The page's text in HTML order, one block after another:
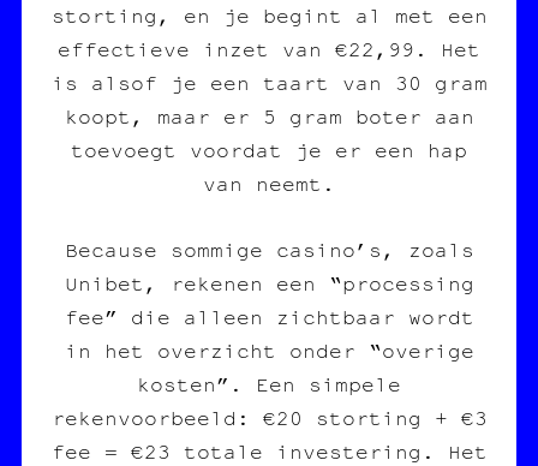
storting, en je begint al met een
effectieve inzet van €22,99. Het
is alsof je een taart van 30 gram
koopt, maar er 5 gram boter aan
toevoegt voordat je er een hap
van neemt.
Because sommige casino’s, zoals
Unibet, rekenen een “processing
fee” die alleen zichtbaar wordt
in het overzicht onder “overige
kosten”. Een simpele
rekenvoorbeeld: €20 storting + €3
fee = €23 totale investering. Het